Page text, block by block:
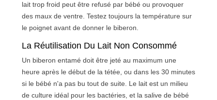
lait trop froid peut être refusé par bébé ou provoquer
des maux de ventre. Testez toujours la température sur
le poignet avant de donner le biberon.
La Réutilisation Du Lait Non Consommé
Un biberon entamé doit être jeté au maximum une
heure après le début de la tétée, ou dans les 30 minutes
si le bébé n'a pas bu tout de suite. Le lait est un milieu
de culture idéal pour les bactéries, et la salive de bébé